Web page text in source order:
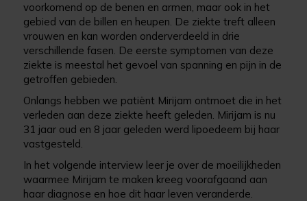
voorkomend op de benen en armen, maar ook in het
gebied van de billen en heupen. De ziekte treft alleen
vrouwen en kan worden onderverdeeld in drie
verschillende fasen. De eerste symptomen van deze
ziekte is meestal het gevoel van spanning en pijn in de
getroffen gebieden.
Onlangs hebben we patiënt Mirijam ontmoet die in het
verleden aan deze ziekte heeft geleden. Mirijam is nu
31 jaar oud en 8 jaar geleden werd lipoedeem bij haar
vastgesteld.
In het volgende interview leer je over de moeilijkheden
waarmee Mirijam te maken kreeg voorafgaand aan
haar diagnose en hoe dit haar leven veranderde.